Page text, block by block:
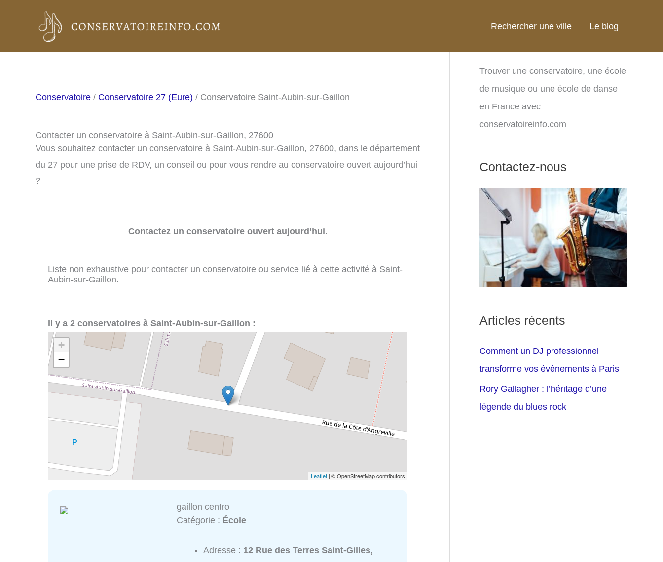
Rechercher une ville Le blog
Conservatoire / Conservatoire 27 (Eure) / Conservatoire Saint-Aubin-sur-Gaillon
Contacter un conservatoire à Saint-Aubin-sur-Gaillon, 27600
Vous souhaitez contacter un conservatoire à Saint-Aubin-sur-Gaillon, 27600, dans le département
du 27 pour une prise de RDV, un conseil ou pour vous rendre au conservatoire ouvert aujourd’hui
?
Contactez un conservatoire ouvert aujourd’hui.
Liste non exhaustive pour contacter un conservatoire ou service lié à cette activité à Saint-
Aubin-sur-Gaillon.
Il y a 2 conservatoires à Saint-Aubin-sur-Gaillon :
+
−
Leaflet | © OpenStreetMap contributors
gaillon centro
Catégorie : École
Adresse : 12 Rue des Terres Saint-Gilles,
Trouver une conservatoire, une école
de musique ou une école de danse
en France avec
conservatoireinfo.com
Contactez-nous
Articles récents
Comment un DJ professionnel
transforme vos événements à Paris
Rory Gallagher : l’héritage d’une
légende du blues rock